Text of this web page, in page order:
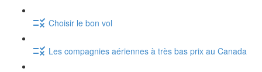
Choisir le bon vol
Les compagnies aériennes à très bas prix au Canada